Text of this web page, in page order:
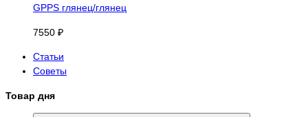
GPPS глянец/глянец
7550 ₽
Статьи
Советы
Товар дня